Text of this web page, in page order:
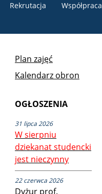
Rekrutacja Współpraca
Plan zajęć
Kalendarz obron
OGŁOSZENIA
31 lipca 2026
W sierpniu
dziekanat studencki
jest nieczynny
22 czerwca 2026
Dyżur prof.